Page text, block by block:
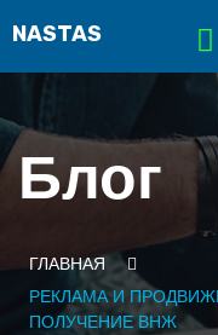
Блог
ГЛАВНАЯ
РЕКЛАМА И
ПОЛУЧЕНИЕ ВНЖ